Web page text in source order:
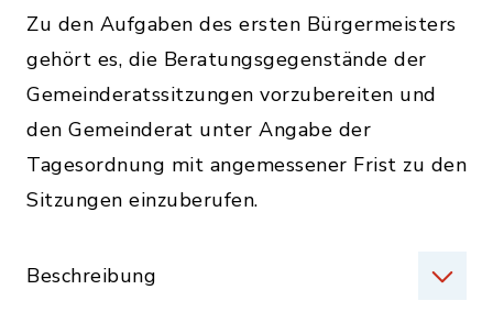
Zu den Aufgaben des ersten Bürgermeisters
gehört es, die Beratungsgegenstände der
Gemeinderatssitzungen vorzubereiten und
den Gemeinderat unter Angabe der
Tagesordnung mit angemessener Frist zu den
Sitzungen einzuberufen.
Beschreibung